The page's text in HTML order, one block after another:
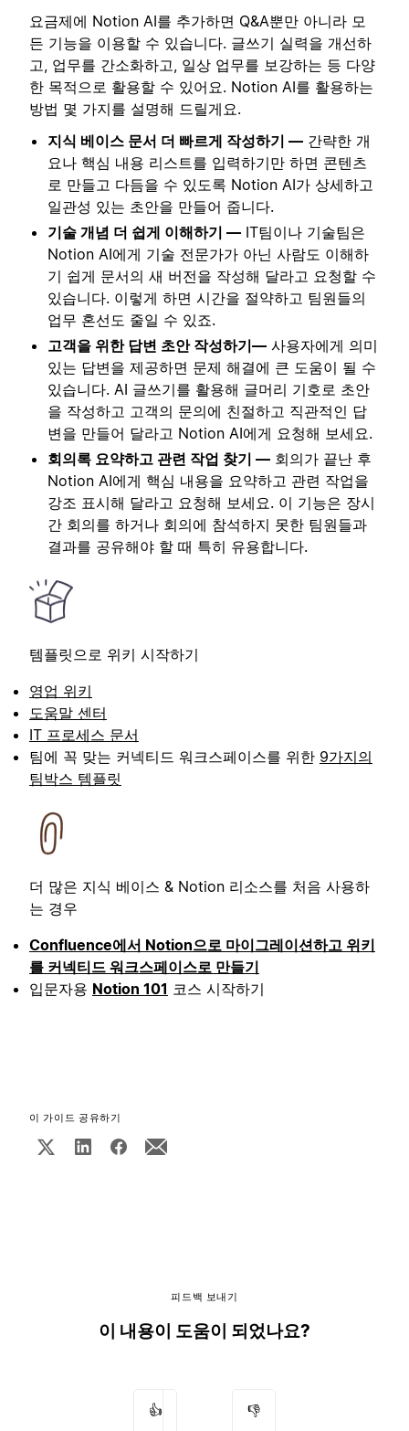
요금제에 Notion AI를 추가하면 Q&A뿐만 아니라 모
든 기능을 이용할 수 있습니다. 글쓰기 실력을 개선하
고, 업무를 간소화하고, 일상 업무를 보강하는 등 다양
한 목적으로 활용할 수 있어요. Notion AI를 활용하는
방법 몇 가지를 설명해 드릴게요.
지식 베이스 문서 더 빠르게 작성하기 — 간략한 개
요나 핵심 내용 리스트를 입력하기만 하면 콘텐츠
로 만들고 다듬을 수 있도록 Notion AI가 상세하고
일관성 있는 초안을 만들어 줍니다.
기술 개념 더 쉽게 이해하기 — IT팀이나 기술팀은
Notion AI에게 기술 전문가가 아닌 사람도 이해하
기 쉽게 문서의 새 버전을 작성해 달라고 요청할 수
있습니다. 이렇게 하면 시간을 절약하고 팀원들의
업무 혼선도 줄일 수 있죠.
고객을 위한 답변 초안 작성하기— 사용자에게 의미
있는 답변을 제공하면 문제 해결에 큰 도움이 될 수
있습니다. AI 글쓰기를 활용해 글머리 기호로 초안
을 작성하고 고객의 문의에 친절하고 직관적인 답
변을 만들어 달라고 Notion AI에게 요청해 보세요.
회의록 요약하고 관련 작업 찾기 — 회의가 끝난 후
Notion AI에게 핵심 내용을 요약하고 관련 작업을
강조 표시해 달라고 요청해 보세요. 이 기능은 장시
간 회의를 하거나 회의에 참석하지 못한 팀원들과
결과를 공유해야 할 때 특히 유용합니다.
템플릿으로 위키 시작하기
영업 위키
도움말 센터
IT 프로세스 문서
팀에 꼭 맞는 커넥티드 워크스페이스를 위한 9가지의
팀박스 템플릿
더 많은 지식 베이스 & Notion 리소스를 처음 사용하
는 경우
Confluence에서 Notion으로 마이그레이션하고 위키
를 커넥티드 워크스페이스로 만들기
입문자용 Notion 101 코스 시작하기
이 가이드 공유하기
피드백 보내기
이 내용이 도움이 되었나요?
👍 👎